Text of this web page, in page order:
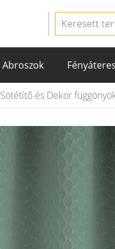
Abroszok
Sötétítő és Dekor